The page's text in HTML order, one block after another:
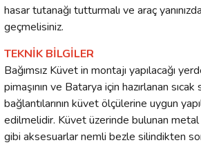
hasar tutanağı tutturmalı ve araç
geçmelisiniz.
TEKNİK BİLGİLER
Bağımsız Küvet in montajı yapılacağı
pimaşının ve Batarya için hazırlanan
bağlantılarının küvet ölçülerine uygun
edilmelidir. Küvet üzerinde bulunan
gibi aksesuarlar nemli bezle silindikten